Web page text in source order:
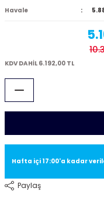
Havale
KDV DAHİL 6.192,00 TL
Hafta içi 17:00'a kadar
Paylaş